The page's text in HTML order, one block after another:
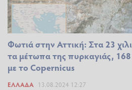
Φωτιά στην Αττική: Στα 23
τα μέτωπα της πυρκαγιάς,
με το Copernicus
ΕΛΛΆΔΑ 13.08.2024 12:27